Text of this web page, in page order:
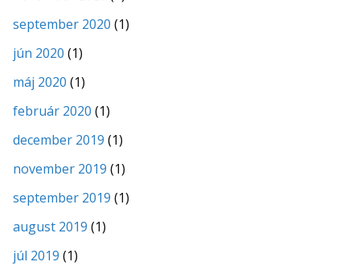
september 2020 (1)
jún 2020 (1)
máj 2020 (1)
február 2020 (1)
december 2019 (1)
november 2019 (1)
september 2019 (1)
august 2019 (1)
júl 2019 (1)